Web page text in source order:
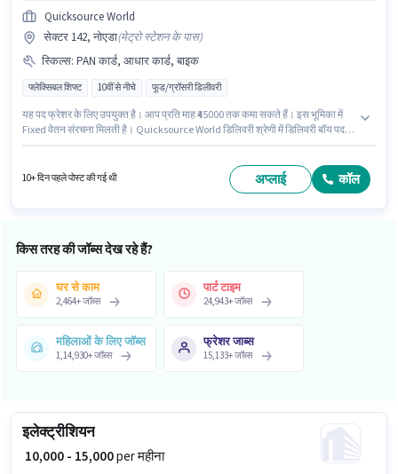
Quicksource World
सेक्टर 142, नोएडा(मेट्रो स्टेशन के पास)
स्किल्स: PAN कार्ड, आधार कार्ड, बाइक
फ्लेक्सिबल शिफ्ट 10वीं से नीचे फूड/ग्रॉसरी डिलीवरी
यह पद फ्रेशर के लिए उपयुक्त है। आप प्रति माह ₹45000 तक कमा सकते हैं। इस भूमिका में
Fixed वेतन संरचना मिलती है। Quicksource World डिलिवरी श्रेणी में डिलिवरी बॉय पद के
लिए आवेदन करने हेतु उम्मीदवार के पास बाइक होना चाहिए।
10+ दिन पहले पोस्ट की गई थी अप्लाई कॉल
किस तरह की जॉब्स देख रहे हैं?
घर से काम
2,464+जॉब्स
पार्ट टाइम
24,943+जॉब्स
महिलाओं के लिए जॉब्स
1,14,930+जॉब्स
फ्रेशर जाब्स
15,133+जॉब्स
इलेक्ट्रीशियन
₹ 10,000 - 15,000per महीना